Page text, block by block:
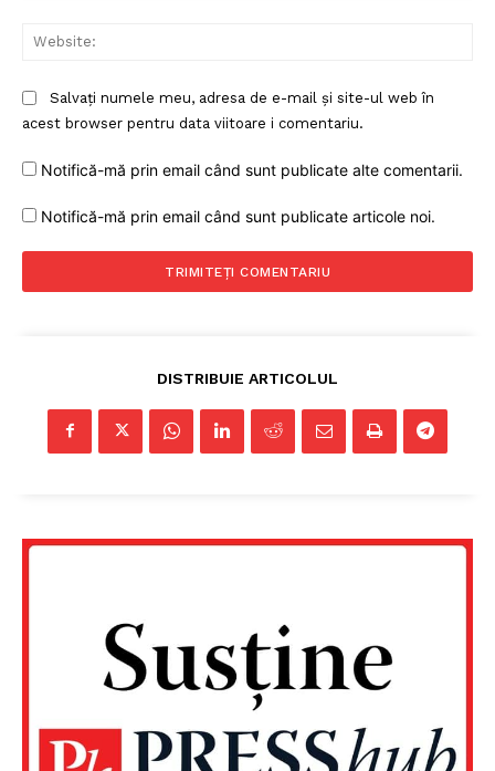
PRESShub
Salvați numele meu, adresa de e-mail și site-ul web în
acest browser pentru data viitoare i comentariu.
Notifică-mă prin email când sunt publicate alte comentarii.
Notifică-mă prin email când sunt publicate articole noi.
DISTRIBUIE ARTICOLUL